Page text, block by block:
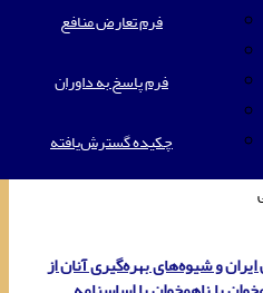
فرم تعارض منافع
فرم پاسخ به داوران
چکیده گسترش‌یافته
و شیوه‌های بهره‌گیری آنان از